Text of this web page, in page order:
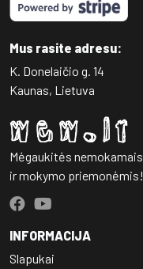
Mus rasite adresu:
K. Donelaičio g. 14
Kaunas, Lietuva
Mėgaukitės
ir mokymo priemonėmis!
INFORMACIJA
Slapukai